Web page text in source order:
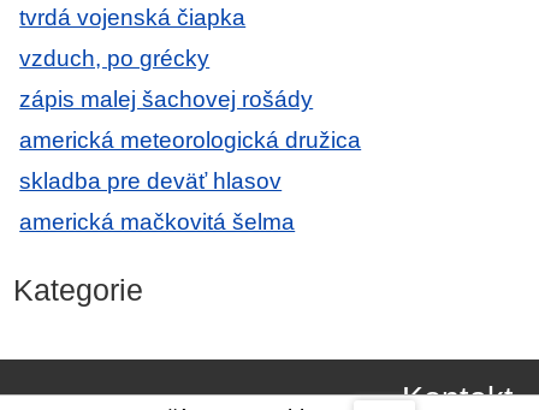
tvrdá vojenská čiapka
vzduch, po grécky
zápis malej šachovej rošády
americká meteorologická družica
skladba pre deväť hlasov
americká mačkovitá šelma
Kategorie
Kontakt